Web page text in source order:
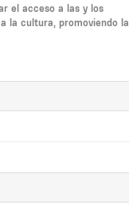
el acceso a las y los
la cultura, promoviendo la